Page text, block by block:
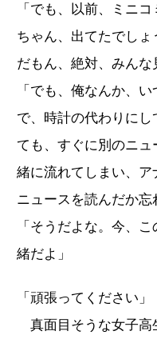
「でも、以前、ミニ
ちゃん、出てたでし
だもん、絶対、みんな
「でも、俺なんか、
で、時計の代わりに
ても、すぐに別のニ
緒に流れてしまい、
ニュースを読んだか忘
「そうだよな。今、
緒だよ」
「頑張ってください」
真面目そうな女子高